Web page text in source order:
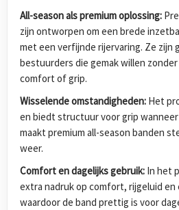
All-season als premium oplossing:
zijn ontworpen om een brede
met een verfijnde rijervaring. Ze zijn
bestuurders die gemak willen
comfort of grip.
Wisselende omstandigheden: Het
en biedt structuur voor grip
maakt premium all-season banden
weer.
Comfort en dagelijks gebruik: In het
extra nadruk op comfort, rijgeluid
waardoor de band prettig is voor